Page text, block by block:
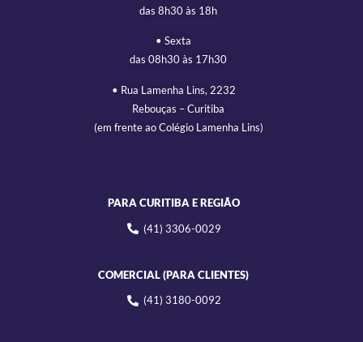
das 8h30 às 18h
• Sexta
das 08h30 às 17h30
• Rua Lamenha Lins, 2232
Rebouças – Curitiba
(em frente ao Colégio Lamenha Lins)
PARA CURITIBA E REGIÃO
(41) 3306-0029
COMERCIAL (PARA CLIENTES)
(41) 3180-0092